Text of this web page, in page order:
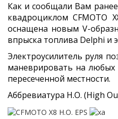
Как и сообщали Вам
квадроцикломCFMOTO
оснащена новым V-
впрыска топлива Delphi и
Электроусилитель руля
маневрировать на любых
пересеченной местности.
Аббревиатура H.O. (High